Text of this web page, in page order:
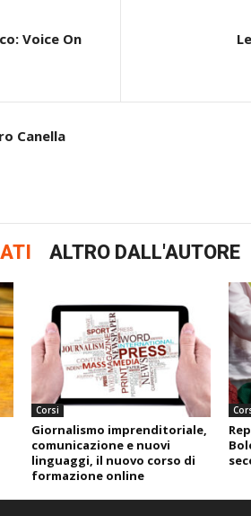
Voice On
Canella
ALTRO DALL'AUTORE
Corsi
Giornalismo imprenditoriale,
comunicazione e nuovi
linguaggi, il nuovo corso di
formazione online